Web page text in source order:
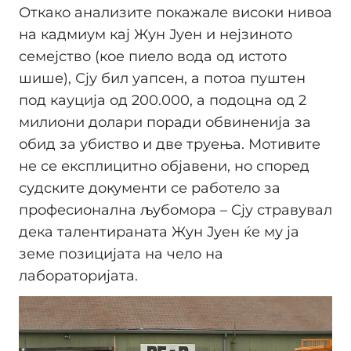
Откако анализите покажале високи нивоа
на кадмиум кај Жун Јуен и нејзиното
семејство (кое пиело вода од истото
шише), Сју бил уапсен, а потоа пуштен
под кауција од 200.000, а подоцна од 2
милиони долари поради обвиненија за
обид за убиство и две труења. Мотивите
не се експлицитно објавени, но според
судските документи се работело за
професионална љубомора – Сју стравувал
дека талентираната Жун Јуен ќе му ја
земе позицијата на чело на
лабораторијата.